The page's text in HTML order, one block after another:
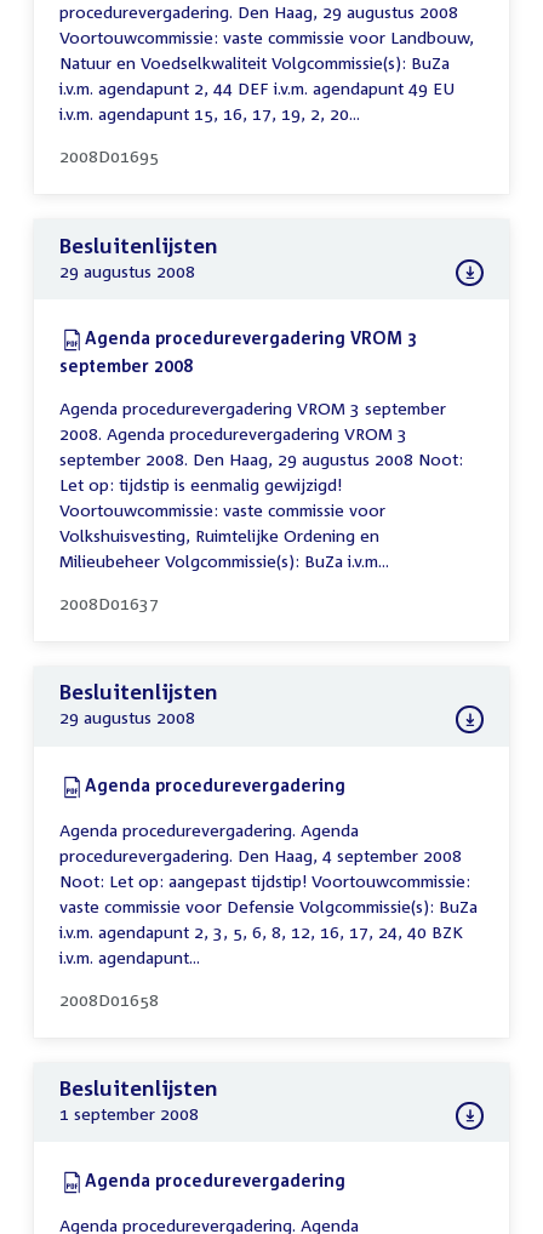
procedurevergadering. Den Haag, 29 augustus 2008
Voortouwcommissie: vaste commissie voor Landbouw,
Natuur en Voedselkwaliteit Volgcommissie(s): BuZa
i.v.m. agendapunt 2, 44 DEF i.v.m. agendapunt 49 EU
i.v.m. agendapunt 15, 16, 17, 19, 2, 20...
2008D01695
Besluitenlijsten
29 augustus 2008
Download:
Agenda procedurevergadering VROM 3
september 2008
Agenda procedurevergadering VROM 3 september
2008. Agenda procedurevergadering VROM 3
september 2008. Den Haag, 29 augustus 2008 Noot:
Let op: tijdstip is eenmalig gewijzigd!
Voortouwcommissie: vaste commissie voor
Volkshuisvesting, Ruimtelijke Ordening en
Milieubeheer Volgcommissie(s): BuZa i.v.m...
2008D01637
Besluitenlijsten
29 augustus 2008
Download:
Agenda procedurevergadering
Agenda procedurevergadering. Agenda
procedurevergadering. Den Haag, 4 september 2008
Noot: Let op: aangepast tijdstip! Voortouwcommissie:
vaste commissie voor Defensie Volgcommissie(s): BuZa
i.v.m. agendapunt 2, 3, 5, 6, 8, 12, 16, 17, 24, 40 BZK
i.v.m. agendapunt...
2008D01658
Besluitenlijsten
1 september 2008
Download:
Agenda procedurevergadering
Agenda procedurevergadering. Agenda